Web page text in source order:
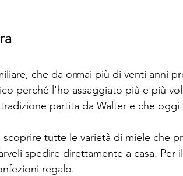
che da ormai più di venti anni
perché l'ho assaggiato più e più
tradizione partita da Walter e che
tutte le varietà di miele che
spedire direttamente a casa. Per
regalo.